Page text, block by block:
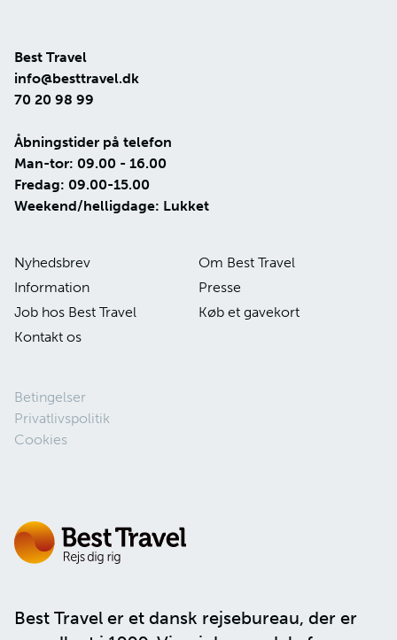
Best Travel er et dansk rejsebureau, der er
Best Travel
info@besttravel.dk
70 20 98 99
Åbningstider på telefon
Man-tor: 09.00 - 16.00
Fredag: 09.00-15.00
Weekend/helligdage: Lukket
Nyhedsbrev
Om Best Travel
Information
Presse
Job hos Best Travel
Køb et gavekort
Kontakt os
Betingelser
Privatlivspolitik
Cookies